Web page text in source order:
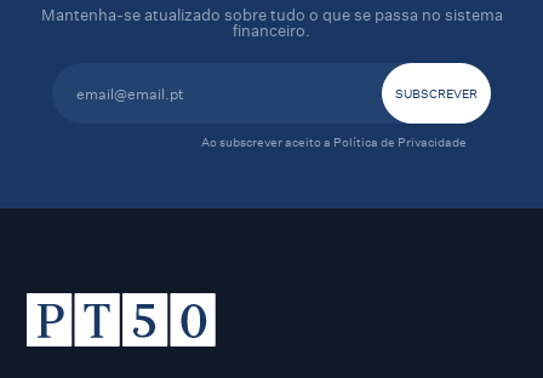
Mantenha-se atualizado sobre tudo o que se passa no sistema
financeiro.
Ao subscrever aceito a Política de Privacidade